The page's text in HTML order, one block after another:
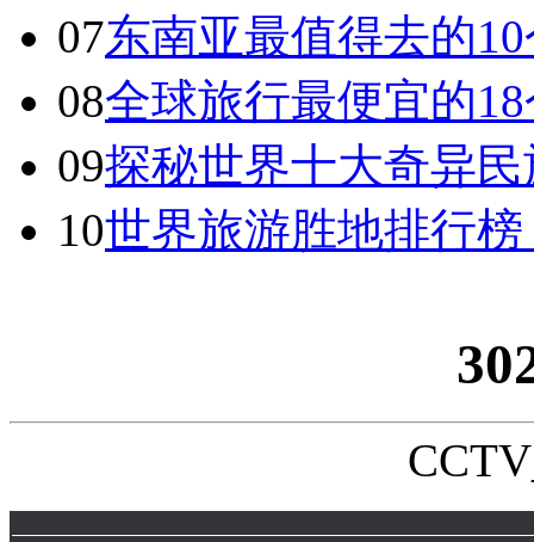
07东南亚最值得去的
08全球旅行最便宜的
09探秘世界十大奇异
10世界旅游胜地排行